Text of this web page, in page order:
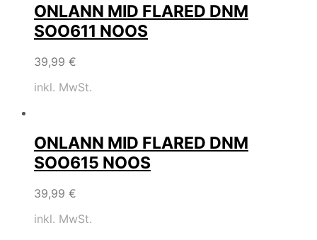
ONLANN MID FLARED DNM
SOO611 NOOS
39,99 €
inkl. MwSt.
ONLANN MID FLARED DNM
SOO615 NOOS
39,99 €
inkl. MwSt.